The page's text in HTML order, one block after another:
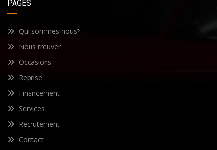
PAGES
Qui sommes-nous?
Nous trouver
Occasions
Reprise
Financement
Services
Recrutement
Contact